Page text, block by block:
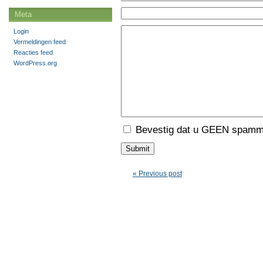
Bevestig dat u GEEN
« Previous post
Meta
Login
Vermeldingen feed
Reacties feed
WordPress.org